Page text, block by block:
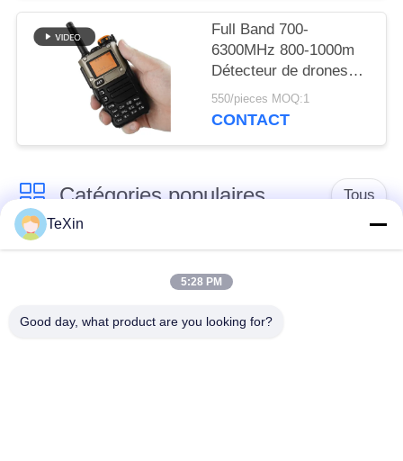
Full Band 700-
6300MHz 800-1000m
Détecteur de drones
Protection de la
sécurité avec une
550/pieces MOQ:1
CONTACT
Catégories populaires Tous
Module de brouilleur
module de brouillage
de drone
Module de brouilleur
amplificateur de
TeXin
5:28 PM
Good day, what product are you looking for?